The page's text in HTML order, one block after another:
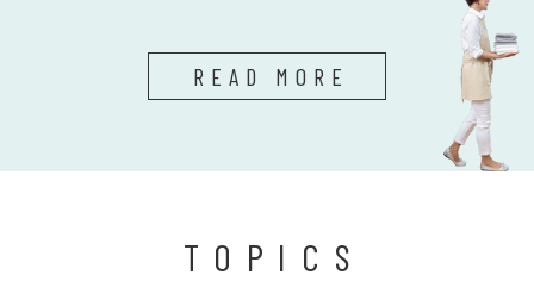
READ MORE
TOPICS